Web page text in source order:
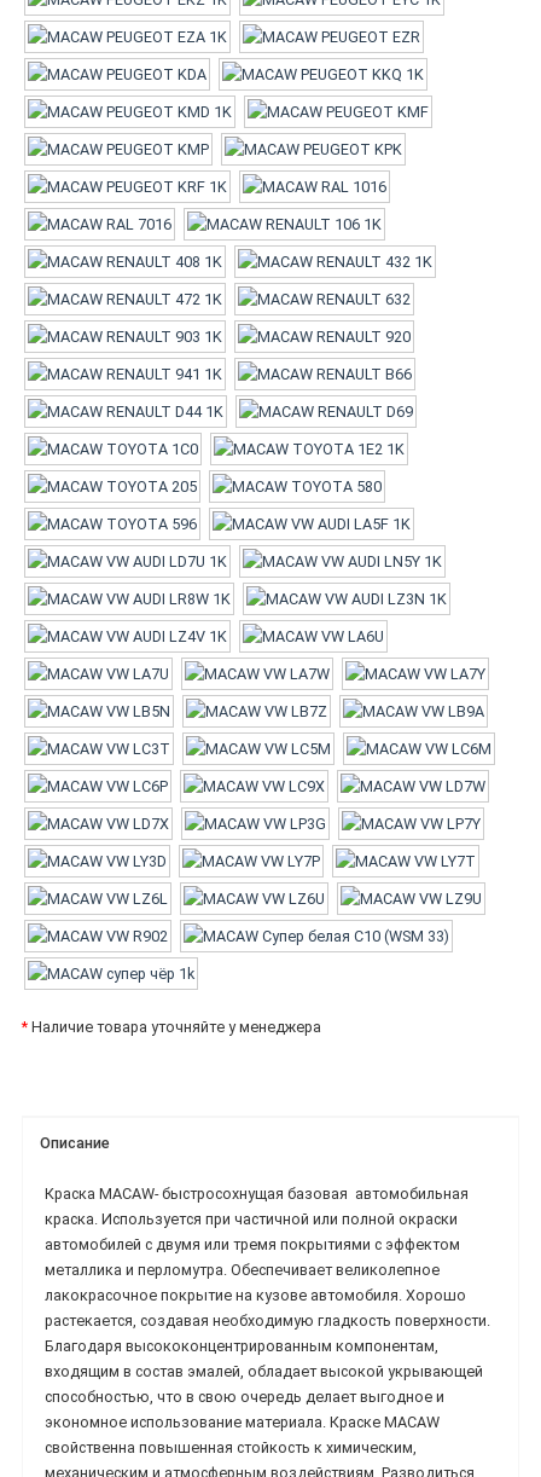
* Наличие товара уточняйте у менеджера
Описание
Краска MACAW-быстросохнущая базовая автомобильная
краска. Используется при частичной или полной окраски
автомобилей с двумя или тремя покрытиями с эффектом
металлика и перломутра. Обеспечивает великолепное
лакокрасочное покрытие на кузове автомобиля. Хорошо
растекается, создавая необходимую гладкость поверхности.
Благодаря высококонцентрированным компонентам,
входящим в состав эмалей, обладает высокой укрывающей
способностью, что в свою очередь делает выгодное и
экономное использование материала. Краске MACAW
свойственна повышенная стойкость к химическим,
механическим и атмосферным воздействиям. Разводиться